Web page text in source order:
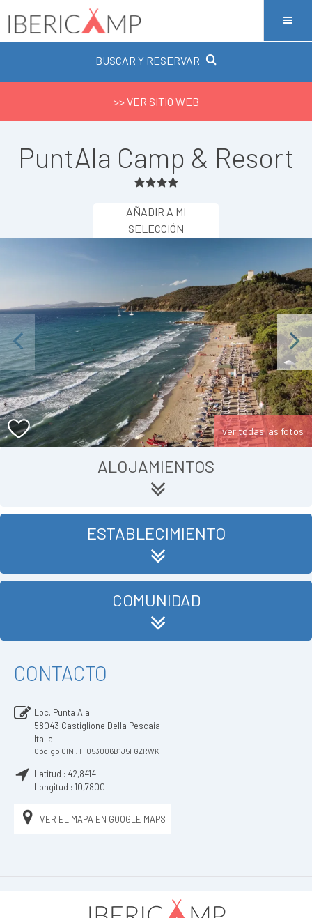
BUSCAR Y RESERVAR
>> VER SITIO WEB
PuntAla Camp & Resort
AÑADIR A MI
SELECCIÓN
Next
ver todas las fotos
ALOJAMIENTOS
ESTABLECIMIENTO
COMUNIDAD
CONTACTO
Loc. Punta Ala
58043 Castiglione Della Pescaia
Italia
Código CIN : IT053006B1J5FGZRWK
Latitud : 42,8414
Longitud : 10,7800
VER EL MAPA EN GOOGLE MAPS